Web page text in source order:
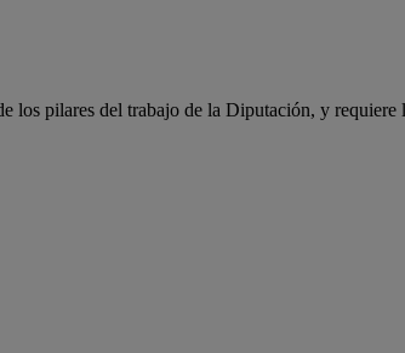
pilares del trabajo de la Diputación, y